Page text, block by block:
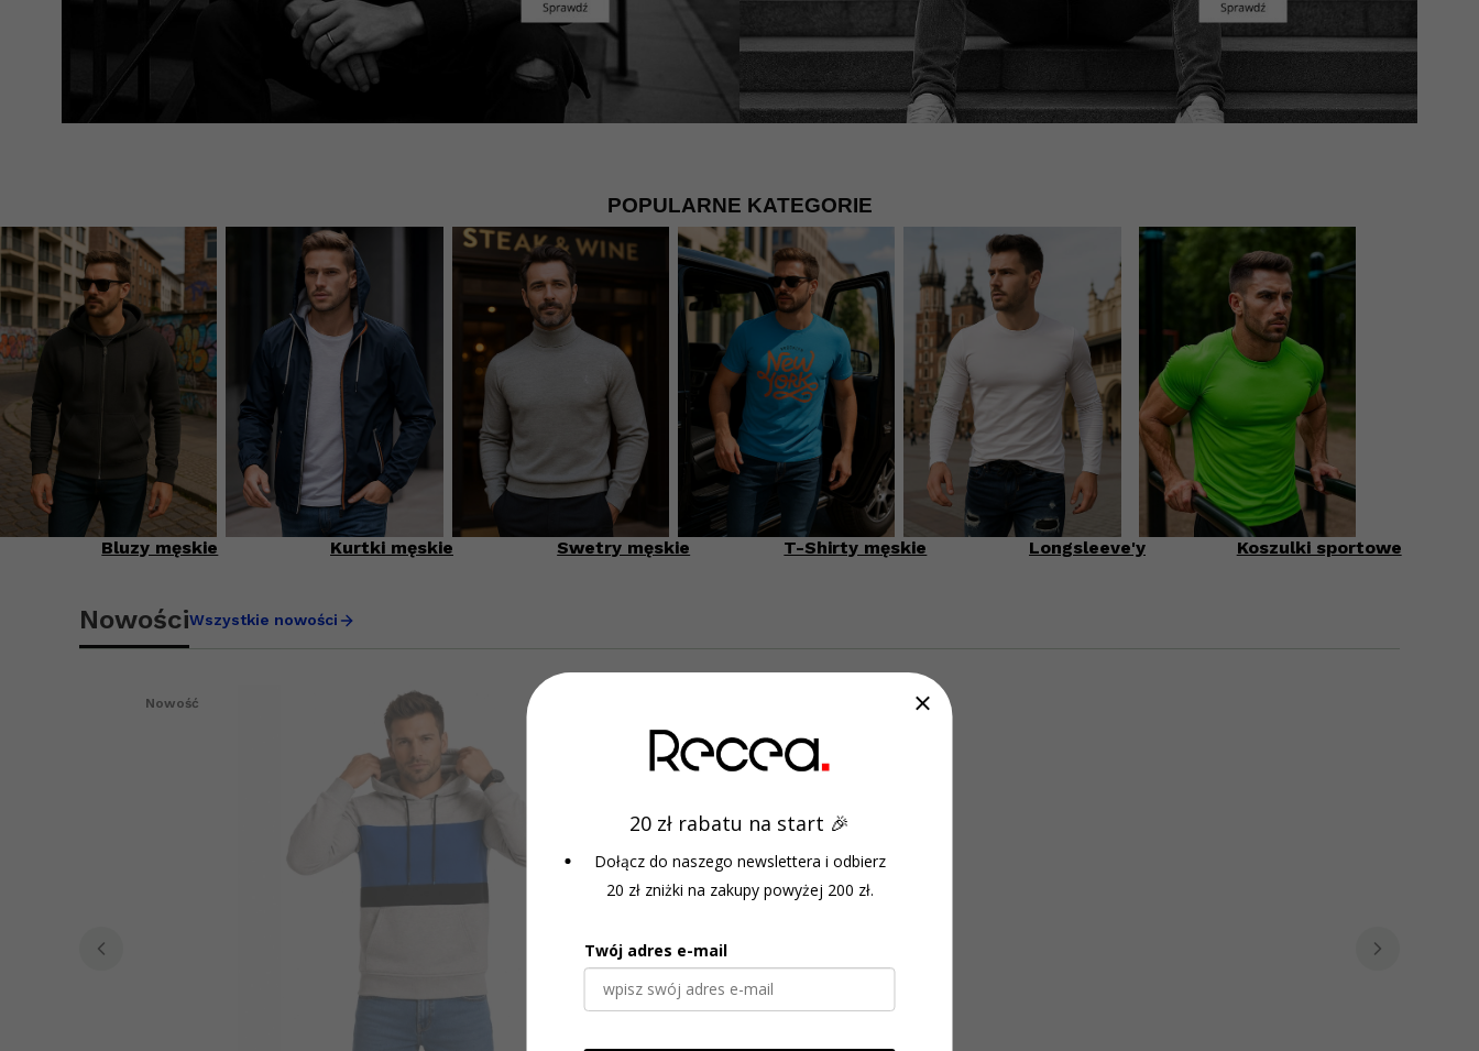
POPULARNE KATEGORIE
Bluzy męskie Kurtki męskie Swetry męskie T-Shirty męskie Longsleeve'y Koszulki sportowe
NowościWszystkie nowości
Nowość
20 zł rabatu na start 🎉
Dołącz do naszego newslettera i odbierz
20 zł zniżki na zakupy powyżej 200 zł.
Twój adres e-mail